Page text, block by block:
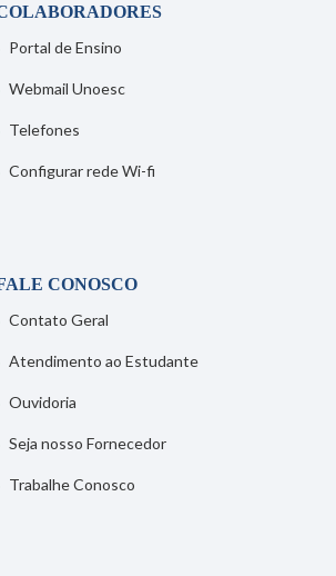
Portal de Ensino
Webmail Unoesc
Telefones
Configurar rede Wi-fi
CONOSCO
Contato Geral
Atendimento ao Estudante
Ouvidoria
Seja nosso Fornecedor
Trabalhe Conosco